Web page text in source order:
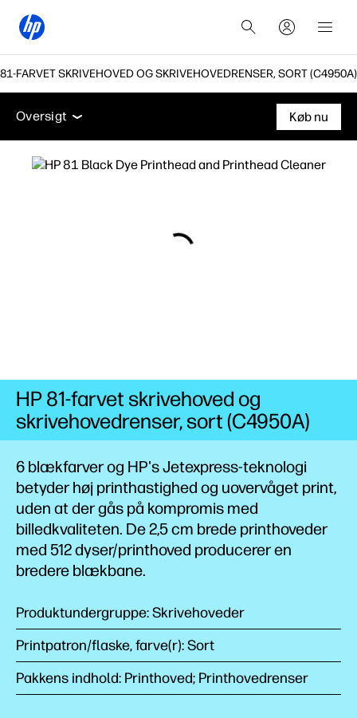
FARVET SKRIVEHOVED OG SKRIVEHOVEDRENSER, SORT (C4950A)
Oversigt
Support
Oversigt
Oversigt
Køb nu
6 blækfarver og HP's Jetexpress-teknologi
betyder høj printhastighed og uovervåget print,
uden at der gås på kompromis med
billedkvaliteten. De 2,5 cm brede printhoveder
med 512 dyser/printhoved producerer en
bredere blækbane.
Produktundergruppe: Skrivehoveder
Printpatron/flaske, farve(r): Sort
Pakkens indhold: Printhoved; Printhovedrenser
HP 81-farvet skrivehoved og
skrivehovedrenser, sort (C4950A)